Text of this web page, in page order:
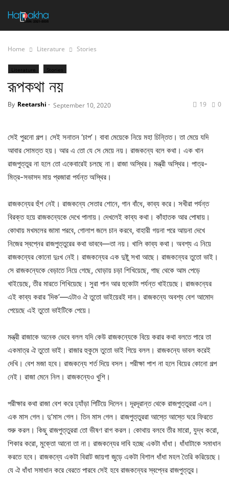
Home Literature Stories
Literature Stories
রূপকথা নয়
By Reetarshi - September 10, 2020 0
19
সেই পুরনো গল্প। সেই সনাতন ‘চাপ’। বাবা মেয়েকে নিয়ে মহা চিন্তিত। তা মেয়ে যদি
আবার সোমত্ত হয়। আর এ তো যে সে মেয়ে নয়। রাজকন্যে বলে কথা। এক খান
রাজপুত্তুর না হলে তো একেবারেই চলছে না। রাজা অস্থির। মন্ত্রী অস্থির। পাত্র-
মিত্র-সভাসদ মায় প্রজারা পর্যন্ত অস্থির।
রাজকন্যের হুঁশ নেই। রাজকন্যে সেতার শোনে, গান বাঁধে, কাব্য করে। সখীরা পর্যন্ত
বিরক্ত হয়ে রাজকন্যেকে দেখে পালায়। দেখলেই কাব্য কথা। কাঁহাতক আর পোষায়।
কোথায় মখমলের জামা পরবে, গোলাপ জলে চান করবে, বাহারী গয়না পরে আয়না দেখে
নিজের স্বপ্নের রাজপুত্তুরের কথা ভাববে—তা নয়। খালি কাব্য কথা। অবশ্য এ নিয়ে
রাজকন্যের কোনো দুঃখ নেই। রাজকন্যের এক দুষ্টু সখা আছে। রাজকন্যের তুতো ভাই।
সে রাজকন্যেকে বেড়াতে নিয়ে গেছে, ঘোড়ায় চড়া শিখিয়েছে, গাছ থেকে আম পেড়ে
খাইয়েছে, তীর মারতে শিখিয়েছে। সুরা পান আর হুকোটা পর্যন্ত খাইয়েছে। রাজকন্যের
এই কাব্য করার ‘দিক’—এটাও ঐ তুতো ভাইয়েরই দান। রাজকন্যে অবশ্য বেশ আমোদ
পেয়েছে এই তুতো ভাইটিকে পেয়ে।
মন্ত্রী রাজাকে অনেক ভেবে বলল যদি কেউ রাজকন্যেকে বিয়ে করার কথা বলতে পারে তা
একমাত্র ঐ তুতো ভাই। রাজার হুকুমে তুতো ভাই গিয়ে বলল। রাজকন্যে ভাবল করেই
দেখি। বেশ মজা হবে। রাজকন্যে শর্ত দিয়ে বসল। পরীক্ষা পাশ না হলে বিয়ের কোনো গল্প
নেই। রাজা মেনে নিল। রাজকন্যেও খুশি।
পরীক্ষার কথা রাজা বেশ করে ঢ্যাঁড়া পিটিয়ে দিলেন। দূরদূরান্ত থেকে রাজপুত্তুররা এল।
এক মাস গেল। দু’মাস গেল। তিন মাস গেল। রাজপুত্তুররা আস্তে আস্তে ঘরে ফিরতে
শুরু করল। কিছু রাজপুত্তুররা তো ভীষণ রাগ করল। কোথায় বলবে তীর মারো, যুদ্ধ করো,
শিকার করো, মুক্তো আনো তা না। রাজকন্যের দাবি হচ্ছে একটা ধাঁধা। ধাঁধাটাকে সমাধান
করতে হবে। রাজকন্যে একটা বিরাট জায়গা জুড়ে একটা বিশাল ধাঁধা মহল তৈরি করিয়েছে।
যে ঐ ধাঁধা সমাধান করে বেরতে পারবে সেই হবে রাজকন্যের স্বপ্নের রাজপুত্তুর।